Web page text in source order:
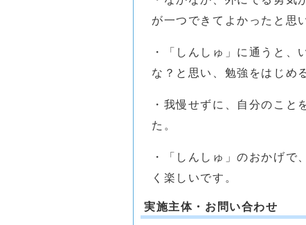
が一つできてよかったと思
・「しんしゅ」に通うと
な？と思い、勉強をはじめ
・我慢せずに、自分のこ
た。
・「しんしゅ」のおかげ
く楽しいです。
実施主体・お問い合わせ